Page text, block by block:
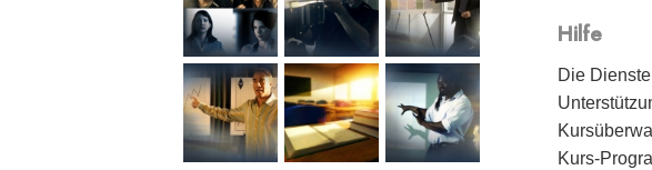
Hilfe
Die
Kurs-